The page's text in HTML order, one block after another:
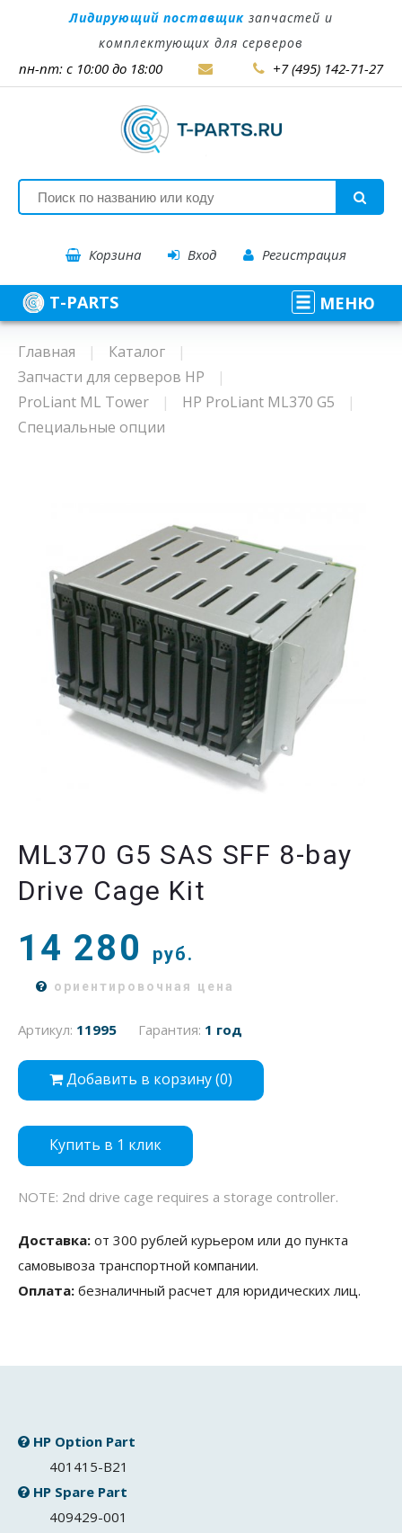
Лидирующий поставщик запчастей и
комплектующих для серверов
пн-пт: с 10:00 до 18:00 +7 (495) 142-71-27
Корзина Вход Регистрация
T-PARTS МЕНЮ
Главная
Каталог
Запчасти для серверов HP
ProLiant ML Tower
HP ProLiant ML370 G5
Специальные опции
ML370 G5 SAS SFF 8-bay
Drive Cage Kit
14 280 руб.
ориентировочная цена
Артикул: 11995 Гарантия: 1 год
Добавить в корзину (0)
Купить в 1 клик
NOTE: 2nd drive cage requires a storage controller.
Доставка: от 300 рублей курьером или до пункта
самовывоза транспортной компании.
Оплата: безналичный расчет для юридических лиц.
HP Option Part
401415-B21
HP Spare Part
409429-001